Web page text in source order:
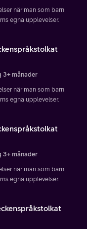
när man som barn
egna upplevelser.
3+ månader
när man som barn
egna upplevelser.
3+ månader
när man som barn
egna upplevelser.